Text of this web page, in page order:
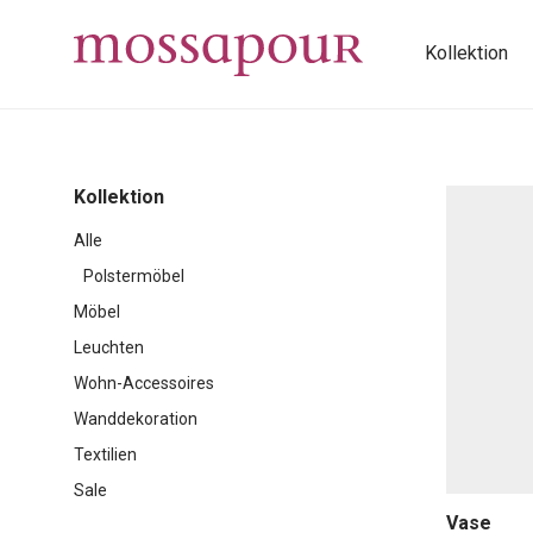
Kollektion
Kollektion
Alle
Polstermöbel
Möbel
Leuchten
Wohn-Accessoires
Wanddekoration
Textilien
Sale
Vase